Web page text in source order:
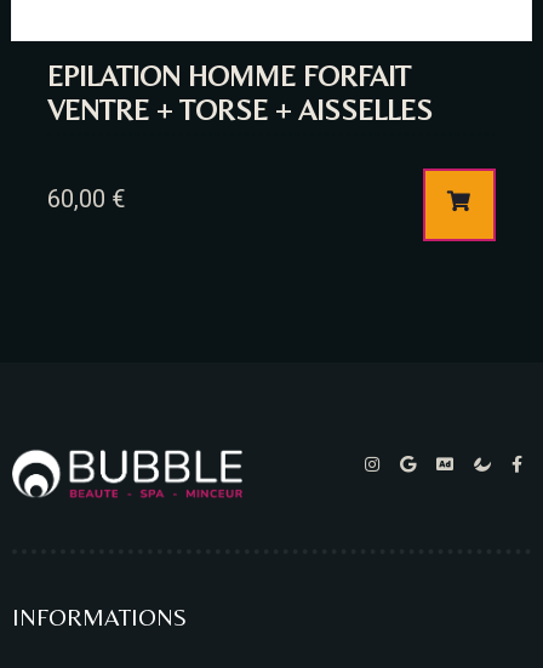
EPILATION HOMME FORFAIT
VENTRE + TORSE + AISSELLES
60,00 €
INFORMATIONS